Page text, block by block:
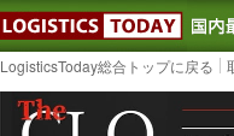
LogisticsToday総合トップに戻る